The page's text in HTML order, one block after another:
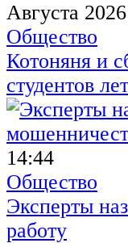
Августа
Общество
Котоняня и
студентов
14:44
Общество
Эксперты
работу